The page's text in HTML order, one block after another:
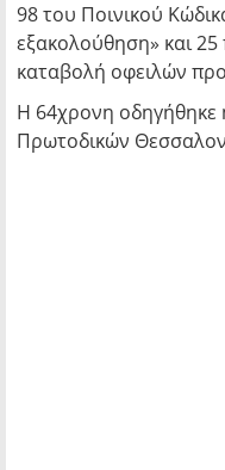
98 του Ποινικού
εξακολούθηση» και
καταβολή οφειλών
Η 64χρονη οδηγήθηκε
Πρωτοδικών